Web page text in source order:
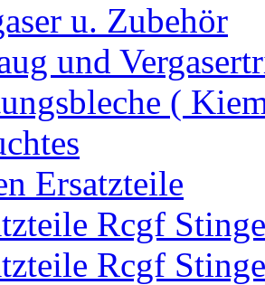
u. Zubehör
und
(
Ersatzteile
Rcgf
Rcgf